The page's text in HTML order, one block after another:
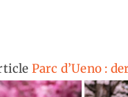
Parc d’Ueno :